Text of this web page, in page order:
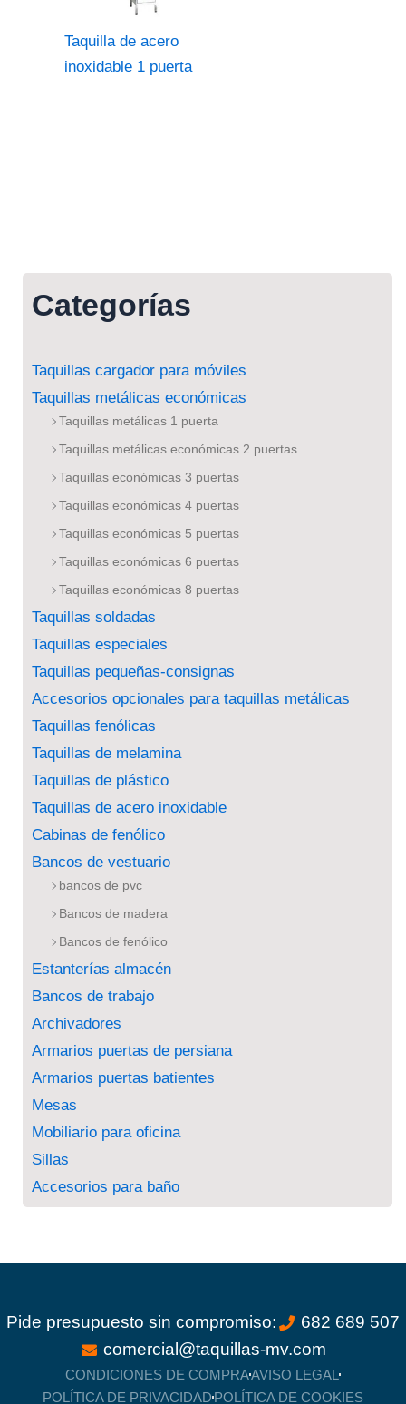
Categorías
Taquillas cargador para móviles
Taquillas metálicas económicas
Taquillas metálicas 1 puerta
Taquillas metálicas económicas 2 puertas
Taquillas económicas 3 puertas
Taquillas económicas 4 puertas
Taquillas económicas 5 puertas
Taquillas económicas 6 puertas
Taquillas económicas 8 puertas
Taquillas soldadas
Taquillas especiales
Taquillas pequeñas-consignas
Accesorios opcionales para taquillas metálicas
Taquillas fenólicas
Taquillas de melamina
Taquillas de plástico
Taquillas de acero inoxidable
Cabinas de fenólico
Bancos de vestuario
bancos de pvc
Bancos de madera
Bancos de fenólico
Estanterías almacén
Bancos de trabajo
Archivadores
Armarios puertas de persiana
Armarios puertas batientes
Mesas
Mobiliario para oficina
Sillas
Accesorios para baño
Taquilla de acero
inoxidable 1 puerta
Pide presupuesto sin compromiso:
682 689 507
comercial@taquillas-mv.com
CONDICIONES DE COMPRAAVISO LEGAL
POLÍTICA DE PRIVACIDAD POLÍTICA DE COOKIES